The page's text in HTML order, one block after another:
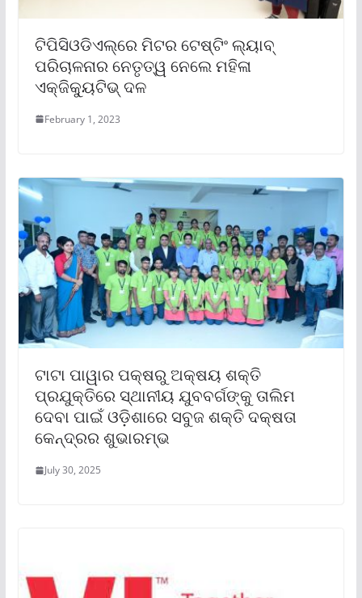
ଟିପିସିଓଡିଏଲ୍‌ରେ ମିଟର ଟେଷ୍ଟିଂ ଲ୍ୟାବ୍
ପରିଚାଳନାର ନେତୃତ୍ୱ ନେଲେ ମହିଳା
ଏକ୍‌ଜିକ୍ୟୁଟିଭ୍ ଦଳ
February 1, 2023
ଟାଟା ପାୱାର ପକ୍ଷରୁ ଅକ୍ଷୟ ଶକ୍ତି
ପ୍ରଯୁକ୍ତିରେ ସ୍ଥାନୀୟ ଯୁବବର୍ଗଙ୍କୁ ତାଲିମ
ଦେବା ପାଇଁ ଓଡ଼ିଶାରେ ସବୁଜ ଶକ୍ତି ଦକ୍ଷତା
କେନ୍ଦ୍ରର ଶୁଭାରମ୍ଭ
July 30, 2025